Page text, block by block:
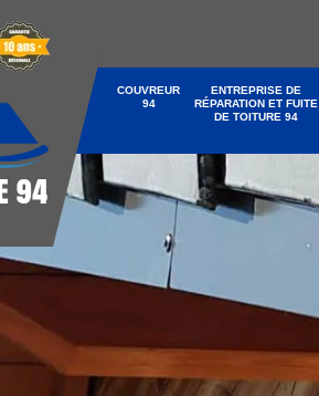
COUVREUR
94
ENTREPRISE DE
RÉPARATION ET FUITE
DE TOITURE 94